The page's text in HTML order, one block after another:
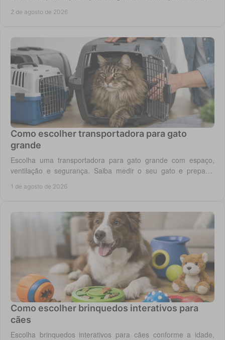
2 de agosto de 2026
Como escolher transportadora para gato
grande
Escolha uma transportadora para gato grande com espaço,
ventilação e segurança. Saiba medir o seu gato e preparar
1 de agosto de 2026
Como escolher brinquedos interativos para
cães
Escolha brinquedos interativos para cães conforme a idade,